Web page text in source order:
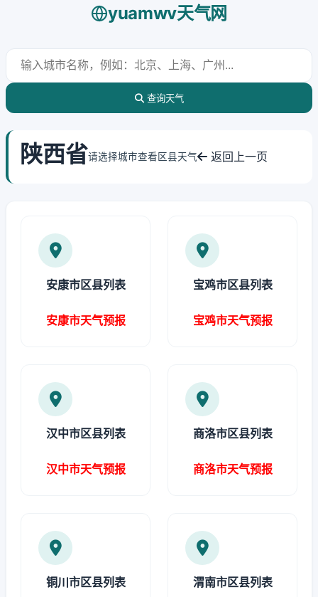
yuamwv天气网
查询天气
陕西省请选择城市查看区县天气 返回上一页
安康市区县列表
安康市天气预报
宝鸡市区县列表
宝鸡市天气预报
汉中市区县列表
汉中市天气预报
商洛市区县列表
商洛市天气预报
铜川市区县列表 渭南市区县列表